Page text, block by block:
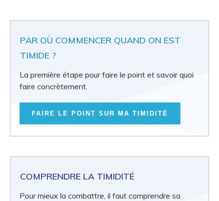
PAR OÙ COMMENCER QUAND ON EST
TIMIDE ?
La première étape pour faire le point et savoir quoi
faire concrètement.
FAIRE LE POINT SUR MA TIMIDITÉ
COMPRENDRE LA TIMIDITÉ
Pour mieux la combattre, il faut comprendre sa